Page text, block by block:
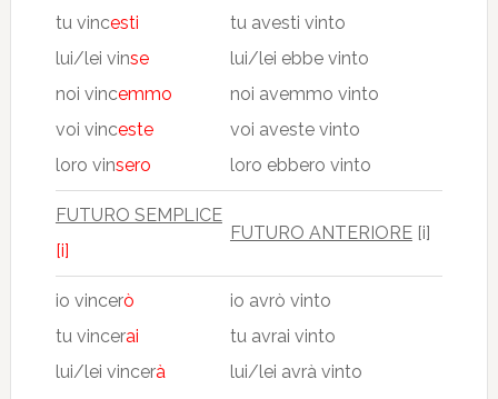
tu vincesti
lui/lei vinse
noi vincemmo
voi vinceste
loro vinsero
tu avesti vinto
lui/lei ebbe vinto
noi avemmo vinto
voi aveste vinto
loro ebbero vinto
FUTURO SEMPLICE
[i]
FUTURO ANTERIORE[i]
io vincerò
tu vincerai
lui/lei vincerà
io avrò vinto
tu avrai vinto
lui/lei avrà vinto